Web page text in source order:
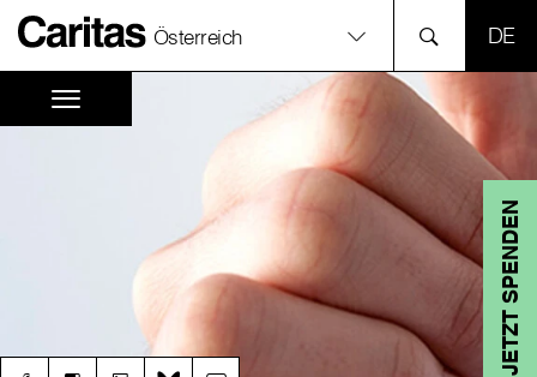
Österreich
JETZT SPENDEN